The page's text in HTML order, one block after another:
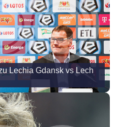
Lechia Gdansk vs Lech